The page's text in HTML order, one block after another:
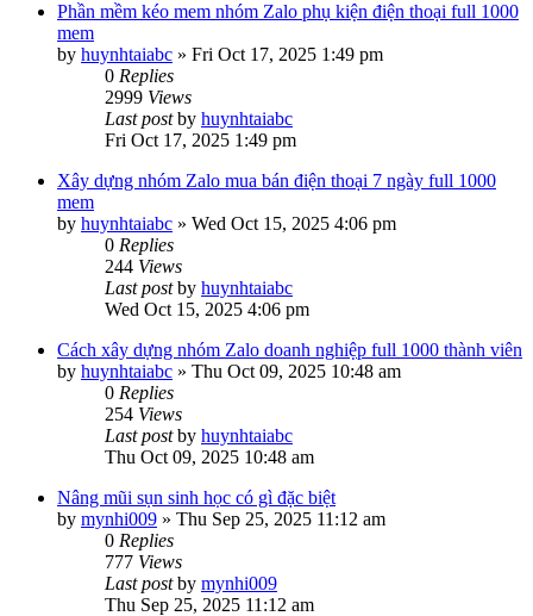
Phần mềm kéo mem nhóm Zalo phụ kiện điện thoại full 1000
mem
by huynhtaiabc » Fri Oct 17, 2025 1:49 pm
0 Replies
2999 Views
Last postby huynhtaiabc
Fri Oct 17, 2025 1:49 pm
Xây dựng nhóm Zalo mua bán điện thoại 7 ngày full 1000
mem
by huynhtaiabc » Wed Oct 15, 2025 4:06 pm
0 Replies
244 Views
Last postby huynhtaiabc
Wed Oct 15, 2025 4:06 pm
Cách xây dựng nhóm Zalo doanh nghiệp full 1000 thành viên
by huynhtaiabc » Thu Oct 09, 2025 10:48 am
0 Replies
254 Views
Last postby huynhtaiabc
Thu Oct 09, 2025 10:48 am
Nâng mũi sụn sinh học có gì đặc biệt
by mynhi009 » Thu Sep 25, 2025 11:12 am
0 Replies
777 Views
Last postby mynhi009
Thu Sep 25, 2025 11:12 am